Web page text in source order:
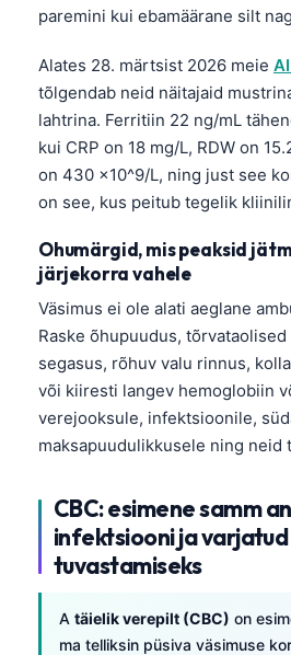
paremini kui ebamäärane silt
Alates 28. märtsist 2026 meie
tõlgendab neid näitajaid
lahtrina. Ferritiin 22 ng/mL
kui CRP on 18 mg/L, RDW on
on 430 ×10^9/L, ning just see
on see, kus peitub tegelik
Ohumärgid, mis peaksid
järjekorra vahele
Väsimus ei ole alati aeglane
Raske õhupuudus,
segasus, rõhuv valu rinnus,
või kiiresti langev hemoglobiin
verejooksule, infektsioonile,
maksapuudulikkusele ning neid
CBC: esimene samm
infektsiooni ja
tuvastamiseks
A täielik verepilt (CBC) on
ma telliksin püsiva väsimuse